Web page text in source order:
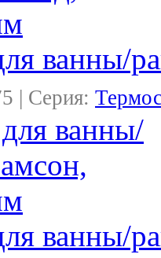
ванны/
| Серия:
ванны/